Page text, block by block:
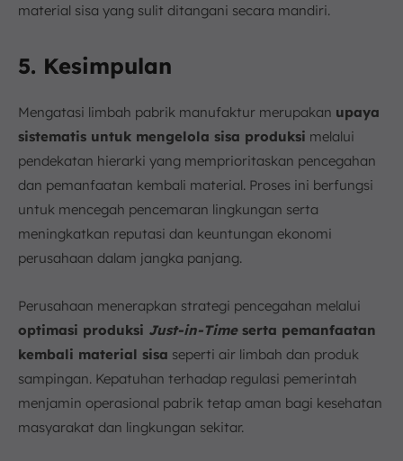
material sisa yang sulit ditangani secara mandiri.
5. Kesimpulan
Mengatasi limbah pabrik manufaktur merupakan upaya
sistematis untuk mengelola sisa produksi melalui
pendekatan hierarki yang memprioritaskan pencegahan
dan pemanfaatan kembali material. Proses ini berfungsi
untuk mencegah pencemaran lingkungan serta
meningkatkan reputasi dan keuntungan ekonomi
perusahaan dalam jangka panjang.
Perusahaan menerapkan strategi pencegahan melalui
optimasi produksi Just-in-Timeserta pemanfaatan
kembali material sisa seperti air limbah dan produk
sampingan. Kepatuhan terhadap regulasi pemerintah
menjamin operasional pabrik tetap aman bagi kesehatan
masyarakat dan lingkungan sekitar.